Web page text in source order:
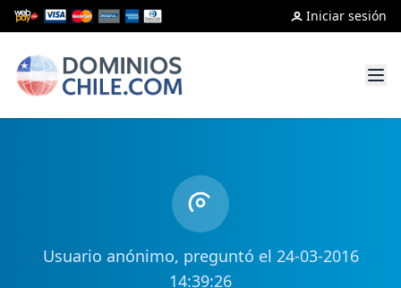
Iniciar sesión
Usuario anónimo, preguntó el 24-03-2016
14:39:26